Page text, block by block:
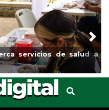
primera etapa de
5 de febrero